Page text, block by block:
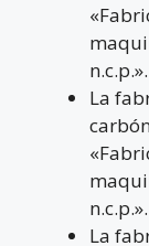
n.c.p.».
La
n.c.p.».
La